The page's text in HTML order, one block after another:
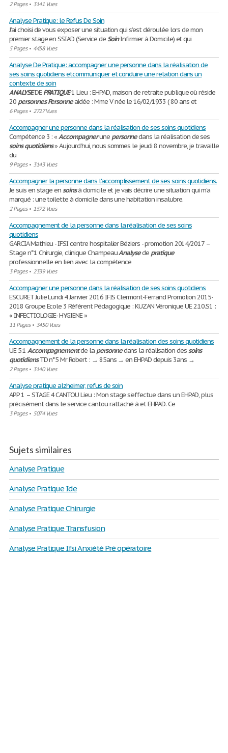
2 Pages• 3141 Vues
Analyse Pratique: le Refus De Soin
J’ai choisi de vous exposer une situation qui s’est déroulée lors de mon
premier stage en SSIAD (Service deSoinInfirmier à Domicile) et qui
5 Pages• 4458 Vues
Analyse De Pratique: accompagner une personne dans la réalisation de
ses soins quotidiens etcommuniquer et conduire une relation dans un
contexte de soin
ANALYSEDEPRATIQUE1 Lieu : EHPAD, maison de retraite publique où réside
20 personnes Personneaidée : Mme V née le 16/02/1933 ( 80 ans et
6 Pages• 2727 Vues
Accompagner une personne dans la réalisation de ses soins quotidiens
Compétence 3 : «Accompagnerune personnedans la réalisation de ses
soins quotidiens» Aujourd'hui, nous sommes le jeudi 8 novembre, je travaille
du
9 Pages• 3143 Vues
Accompagner la personne dans l'accomplissement de ses soins quotidiens.
Je suis en stage ensoinsà domicile et je vais décrire une situation qui m'a
marqué : une toilette à domicile dans une habitation insalubre.
2 Pages• 1572 Vues
Accompagnement de la personne dans la réalisation de ses soins
quotidiens
GARCIA Mathieu - IFSI centre hospitalier Béziers - promotion 2014/2017 –
Stage n°1 Chirurgie, clinique ChampeauAnalysede pratique
professionnelle en lien avec la compétence
3 Pages• 2339 Vues
Accompagner une personne dans la réalisation de ses soins quotidiens
ESCURET Julie Lundi 4 Janvier 2016 IFIS Clermont-Ferrand Promotion 2015-
2018 Groupe Ecole 3 Référent Pédagogique : KUZAN Véronique UE 2.10.S1 :
« INFECTIOLOGIE- HYGIENE »
11 Pages• 3450 Vues
Accompagnement de la personne dans la réalisation des soins quotidiens
UE 5.1 Accompagnementde la personnedans la réalisation dessoins
quotidiensTD n°5 Mr Robert : → 85ans → en EHPAD depuis 3ans →
2 Pages• 3140 Vues
Analyse pratique alzheimer, refus de soin
APP 1 – STAGE 4 CANTOU Lieu : Mon stage s'effectue dans un EHPAD, plus
précisément dans le service cantou rattaché à et EHPAD. Ce
3 Pages• 5074 Vues
Sujets similaires
Analyse Pratique
Analyse Pratique Ide
Analyse Pratique Chirurgie
Analyse Pratique Transfusion
Analyse Pratique Ifsi Anxiété Pré opératoire